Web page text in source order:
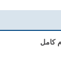
كامل